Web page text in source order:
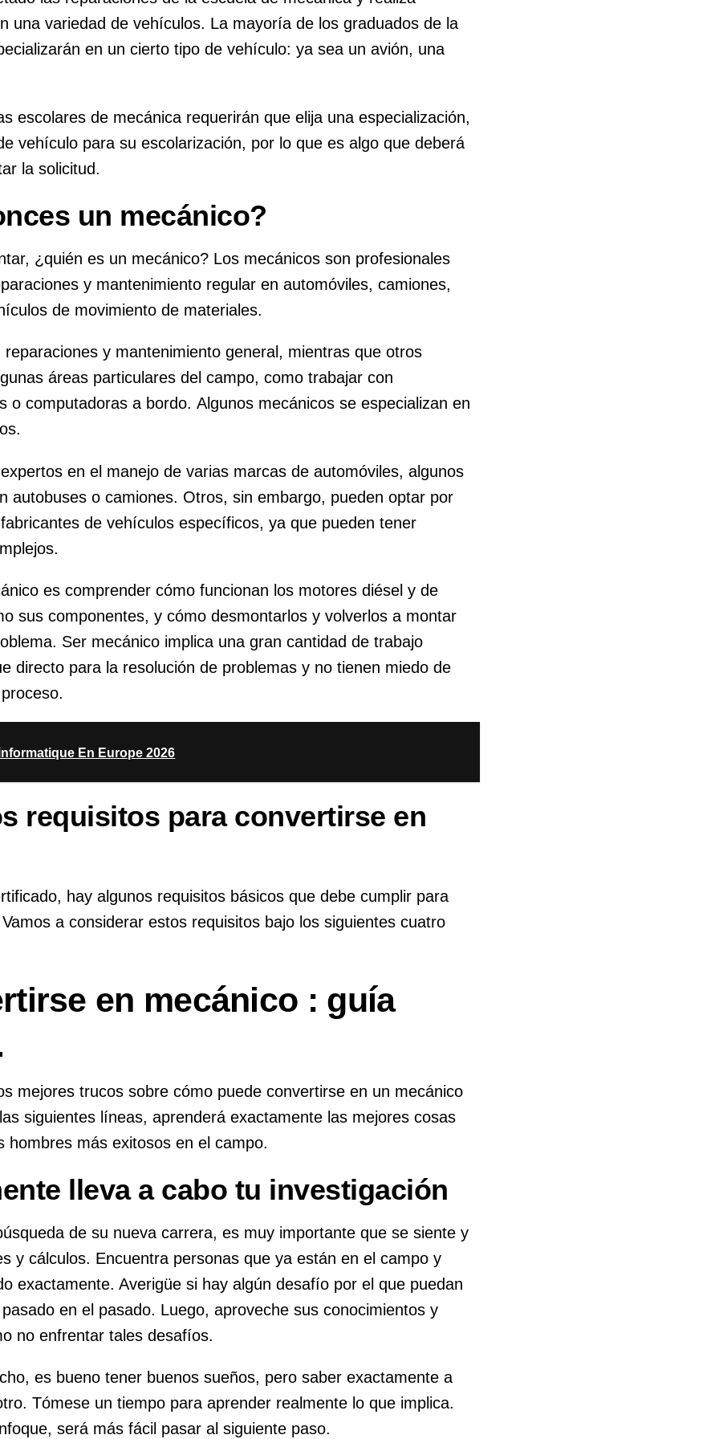
una variedad de vehículos. La mayoría de los graduados de la
en un cierto tipo de vehículo: ya sea un avión, una
escolares de mecánica requerirán que elija una especialización,
vehículo para su escolarización, por lo que es algo que deberá
la solicitud.
un mecánico?
¿quién es un mecánico? Los mecánicos son profesionales
y mantenimiento regular en automóviles, camiones,
de movimiento de materiales.
y mantenimiento general, mientras que otros
áreas particulares del campo, como trabajar con
o computadoras a bordo. Algunos mecánicos se especializan en
en el manejo de varias marcas de automóviles, algunos
autobuses o camiones. Otros, sin embargo, pueden optar por
de vehículos específicos, ya que pueden tener
es comprender cómo funcionan los motores diésel y de
sus componentes, y cómo desmontarlos y volverlos a montar
Ser mecánico implica una gran cantidad de trabajo
directo para la resolución de problemas y no tienen miedo de
En Europe 2026
requisitos para convertirse en
hay algunos requisitos básicos que debe cumplir para
a considerar estos requisitos bajo los siguientes cuatro
en mecánico : guía
mejores trucos sobre cómo puede convertirse en un mecánico
siguientes líneas, aprenderá exactamente las mejores cosas
hombres más exitosos en el campo.
lleva a cabo tu investigación
de su nueva carrera, es muy importante que se siente y
y cálculos. Encuentra personas que ya están en el campo y
exactamente. Averigüe si hay algún desafío por el que puedan
en el pasado. Luego, aproveche sus conocimientos y
no enfrentar tales desafíos.
es bueno tener buenos sueños, pero saber exactamente a
Tómese un tiempo para aprender realmente lo que implica.
será más fácil pasar al siguiente paso.